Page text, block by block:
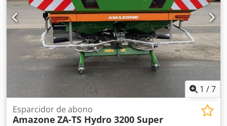
1 /7
Esparcidor de abono
Amazone ZA-TS Hydro 3200 Super